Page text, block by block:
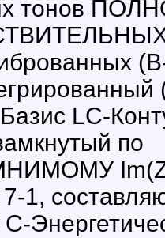
тонов
LC-
по
7-1,